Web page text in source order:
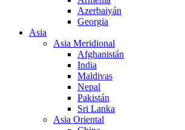
Azerbaiyán
Georgia
Asia
Asia Meridional
Afghanistán
India
Maldivas
Nepal
Pakistán
Sri Lanka
Asia Oriental